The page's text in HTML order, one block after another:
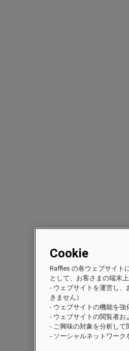
Cookie
Raffles の各ウェブサイト
として、お客さまの端末
- ウェブサイトを運営し
きません）
- ウェブサイトの機能を強
- ウェブサイトの閲覧者お
- ご興味の対象を分析して
- ソーシャルネットワーク